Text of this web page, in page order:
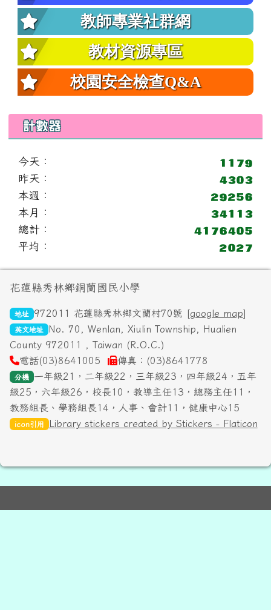
教師專業社群網
教材資源專區
校園安全檢查Q&A
計數器
今天：
昨天：
本週：
本月：
總計：
平均：
頁尾區域內容
花蓮縣秀林鄉銅蘭國民小學
地址 972011 花蓮縣秀林鄉文蘭村70號 [google map]
英文地址
No. 70, Wenlan, Xiulin Township, Hualien
County 972011 , Taiwan (R.O.C.)
電話(03)8641005
傳真：(03)8641778
分機
一年級21，二年級22，三年級23，四年級24，五年
級25，六年級26，校長10，教導主任13，總務主任11，
教務組長、學務組長14，人事、會計11，健康中心15
icon引用 Library stickers created by Stickers - Flaticon